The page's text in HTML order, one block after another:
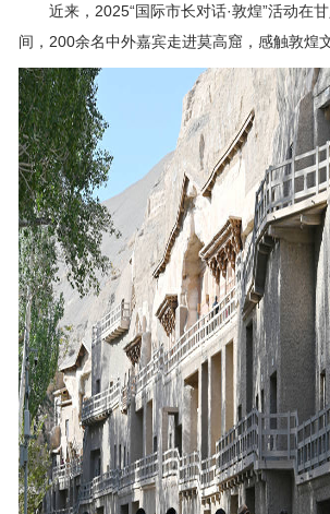
近来，2025“国际市长对话·敦煌”活动在甘
间，200余名中外嘉宾走进莫高窟，感触敦煌